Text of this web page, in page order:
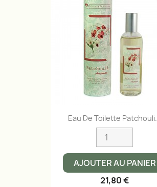
Eau De Toilette
AJOUTER AU PANIER
21,80 €